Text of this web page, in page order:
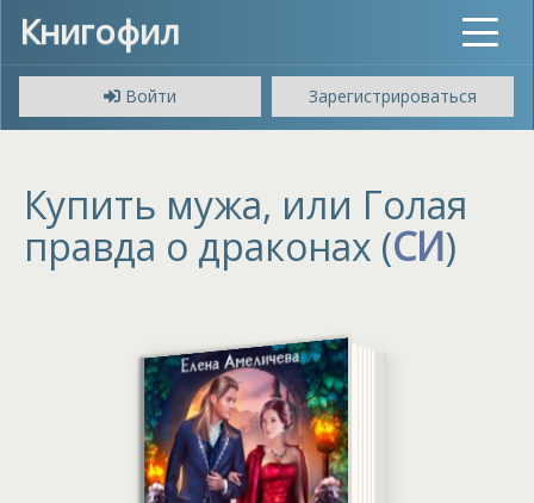
Книгофил
Toggle
Войти
Зарегистрироваться
Купить мужа, или Голая
правда о драконах (СИ)